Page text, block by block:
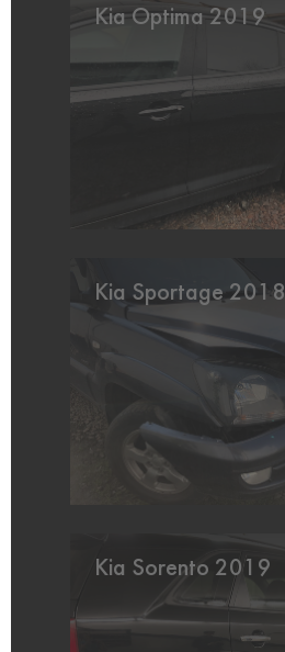
Kia Optima 2019
Kia Sportage 2018
Kia Sorento 2019